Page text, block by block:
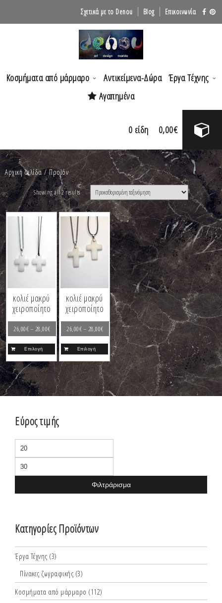
Σχετικά με το Denou Blog Επικοινωνία
Κοσμήματα από μάρμαρο Αντικείμενα-Δώρα Έργα Τέχνης
Αγαπημένα
0 είδη 0,00€
Αρχική σελίδα/ Προϊόν
Showing all 2 results
κολιέ μακρύ
χειροποίητο
26,00€– 28,00€
Επιλογή
κολιέ μακρύ
χειροποίητο
26,00€– 28,00€
Επιλογή
Εύρος τιμής
Ελάχιστη
τιμή
Φιλτράρισμα
Κατηγορίες Προϊόντων
Έργα Τέχνης (3)
Πίνακες ζωγραφικής (3)
Κοσμήματα από μάρμαρο (112)